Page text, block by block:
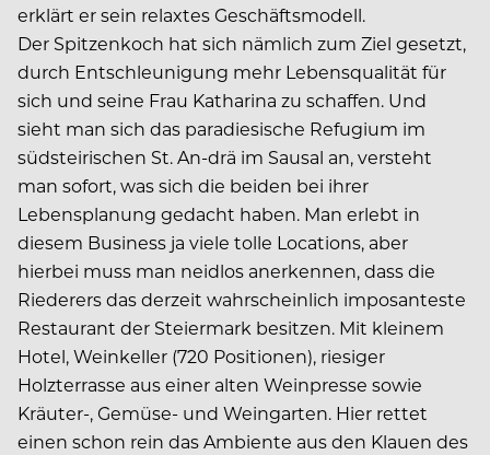
erklärt er sein relaxtes Geschäftsmodell.
Der Spitzenkoch hat sich nämlich zum Ziel gesetzt,
durch Entschleunigung mehr Lebensqualität für
sich und seine Frau Katharina zu schaffen. Und
sieht man sich das paradiesische Refugium im
südsteirischen St. An-drä im Sausal an, versteht
man sofort, was sich die beiden bei ihrer
Lebensplanung gedacht haben. Man erlebt in
diesem Business ja viele tolle Locations, aber
hierbei muss man neidlos anerkennen, dass die
Riederers das derzeit wahrscheinlich imposanteste
Restaurant der Steiermark besitzen. Mit kleinem
Hotel, Weinkeller (720 Positionen), riesiger
Holzterrasse aus einer alten Weinpresse sowie
Kräuter-, Gemüse- und Weingarten. Hier rettet
einen schon rein das Ambiente aus den Klauen des